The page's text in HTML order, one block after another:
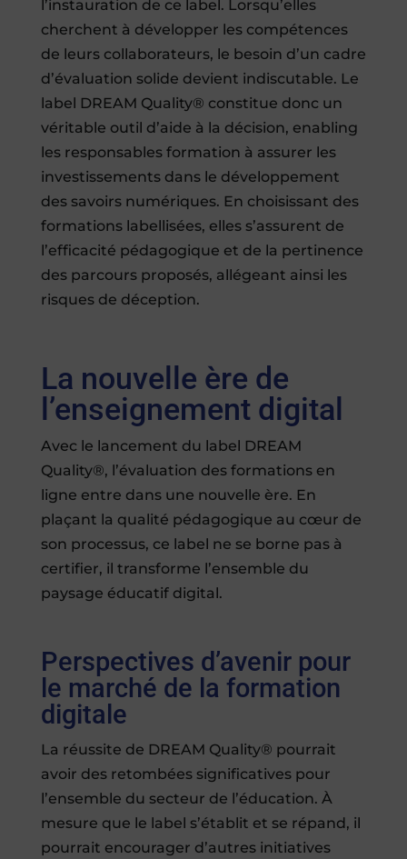
l’instauration de ce label. Lorsqu’elles
cherchent à développer les compétences
de leurs collaborateurs, le besoin d’un cadre
d’évaluation solide devient indiscutable. Le
label DREAM Quality® constitue donc un
véritable outil d’aide à la décision, enabling
les responsables formation à assurer les
investissements dans le développement
des savoirs numériques. En choisissant des
formations labellisées, elles s’assurent de
l’efficacité pédagogique et de la pertinence
des parcours proposés, allégeant ainsi les
risques de déception.
La nouvelle ère de
l’enseignement digital
Avec le lancement du label DREAM
Quality®, l’évaluation des formations en
ligne entre dans une nouvelle ère. En
plaçant la qualité pédagogique au cœur de
son processus, ce label ne se borne pas à
certifier, il transforme l’ensemble du
paysage éducatif digital.
Perspectives d’avenir pour
le marché de la formation
digitale
La réussite de DREAM Quality® pourrait
avoir des retombées significatives pour
l’ensemble du secteur de l’éducation. À
mesure que le label s’établit et se répand, il
pourrait encourager d’autres initiatives